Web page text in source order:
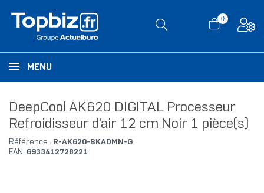
0
MENU
DeepCool AK620 DIGITAL Processeur
Refroidisseur d'air 12 cm Noir 1 pièce(s)
Référence : R-AK620-BKADMN-G
EAN: 6933412728221